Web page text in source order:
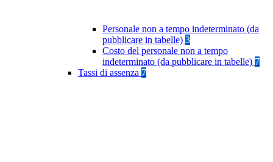
Personale non a tempo indeterminato (da
pubblicare in tabelle) 3
Costo del personale non a tempo
indeterminato (da pubblicare in tabelle) 7
Tassi di assenza 7